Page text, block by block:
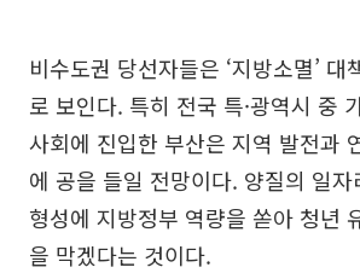
비수도권 당선자들은 ‘지방소멸’ 대
로 보인다. 특히 전국 특·광역시 중
사회에 진입한 부산은 지역 발전과
에 공을 들일 전망이다. 양질의 일
형성에 지방정부 역량을 쏟아 청년
을 막겠다는 것이다.